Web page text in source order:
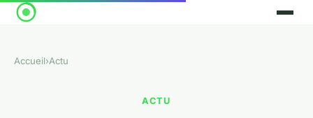
Accueil›Actu
ACTU